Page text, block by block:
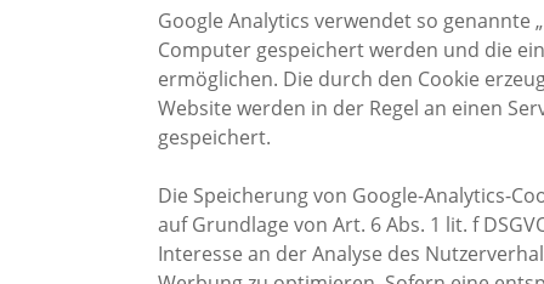
Google Analytics verwendet so genannte
Computer gespeichert werden und die
ermöglichen. Die durch den Cookie
Website werden in der Regel an einen
gespeichert.
Die Speicherung von Google-Analytics-
auf Grundlage von Art. 6 Abs. 1 lit. f
Interesse an der Analyse des